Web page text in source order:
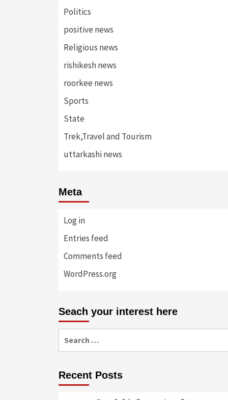
Politics
positive news
Religious news
rishikesh news
roorkee news
Sports
State
Trek,Travel and Tourism
uttarkashi news
Meta
Log in
Entries feed
Comments feed
WordPress.org
Seach your interest here
for:
Recent Posts